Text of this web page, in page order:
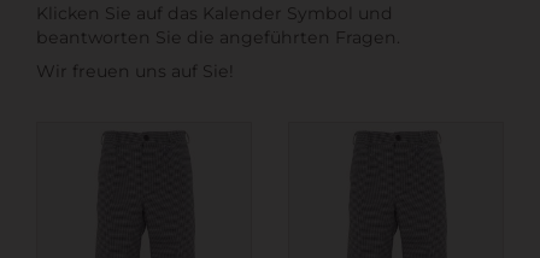
Klicken Sie auf das Kalender Symbol und
beantworten Sie die angeführten Fragen.
Wir freuen uns auf Sie!